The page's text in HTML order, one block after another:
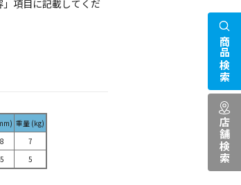
項目に記載してくだ
重量 (kg)
7
5
商品検索
店舗検索